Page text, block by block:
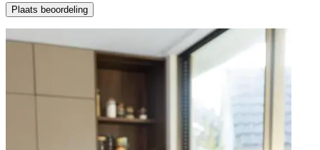
Plaats beoordeling